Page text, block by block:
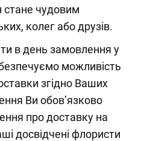
стане чудовим
колег або друзів.
в день замовлення у
можливість
згідно Ваших
Ви обов’язково
про доставку на
досвідчені флористи